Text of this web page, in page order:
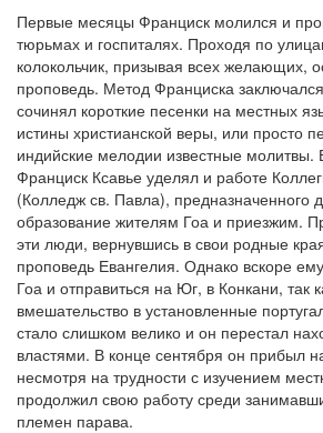
Первые месяцы Франциск молился и
тюрьмах и госпиталях. Проходя по
колокольчик, призывая всех желающих,
проповедь. Метод Франциска
сочинял короткие песенки на местных
истины христианской веры, или просто
индийские мелодии известные
Франциск Ксавье уделял и работе
(Колледж св. Павла), предназначенного
образование жителям Гоа и приезжим.
эти люди, вернувшись в свои родные
проповедь Евангелия. Однако вскоре
Гоа и отправиться на Юг, в Конкани, так
вмешательство в установленные
стало слишком велико и он перестал
властями. В конце сентября он прибыл
несмотря на трудности с изучением
продолжил свою работу среди
племен парава.